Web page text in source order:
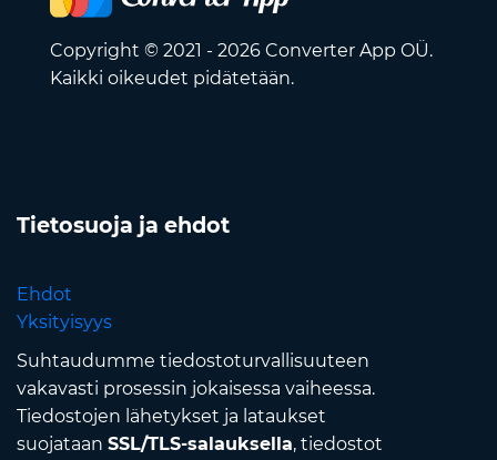
Copyright © 2021 - 2026 Converter App OÜ.
Kaikki oikeudet pidätetään.
Tietosuoja ja ehdot
Ehdot
Yksityisyys
Suhtaudumme tiedostoturvallisuuteen
vakavasti prosessin jokaisessa vaiheessa.
Tiedostojen lähetykset ja lataukset
suojataan SSL/TLS-salauksella, tiedostot